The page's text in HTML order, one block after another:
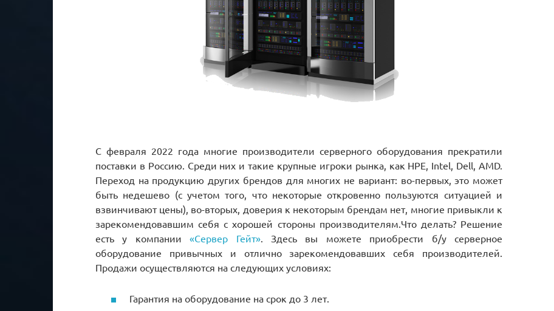
С февраля 2022 года многие производители серверного оборудования прекратили
поставки в Россию. Среди них и такие крупные игроки рынка, как HPE, Intel, Dell, AMD.
Переход на продукцию других брендов для многих не вариант: во-первых, это может
быть недешево (с учетом того, что некоторые откровенно пользуются ситуацией и
взвинчивают цены), во-вторых, доверия к некоторым брендам нет, многие привыкли к
зарекомендовавшим себя с хорошей стороны производителям.Что делать? Решение
есть у компании«Сервер Гейт». Здесь вы можете приобрести б/у серверное
оборудование привычных и отлично зарекомендовавших себя производителей.
Продажи осуществляются на следующих условиях:
Гарантия на оборудование на срок до 3 лет.